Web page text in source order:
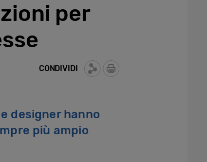
per
CONDIVIDI
designer hanno
più ampio